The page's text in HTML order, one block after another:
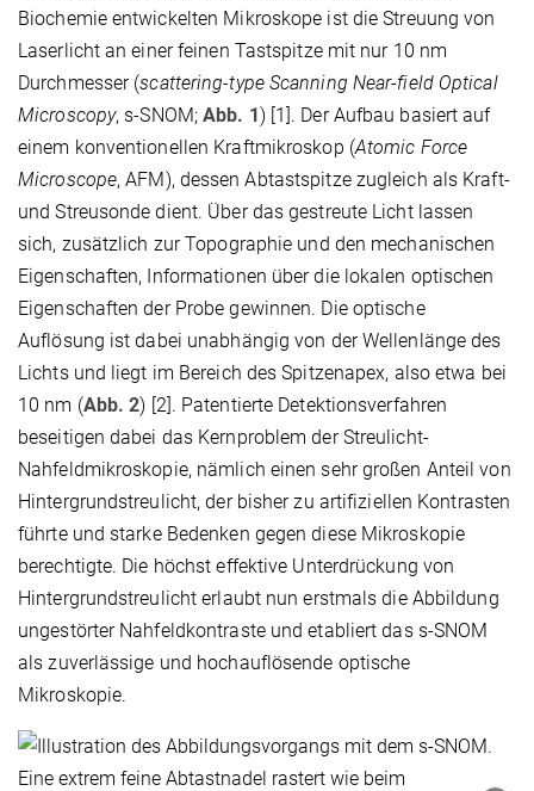
Biochemie entwickelten Mikroskope ist die Streuung von
Laserlicht an einer feinen Tastspitze mit nur 10 nm
Durchmesser (scattering-type Scanning Near-field Optical
Microscopy, s-SNOM; Abb. 1 ) [1]. Der Aufbau basiert auf
einem konventionellen Kraftmikroskop (Atomic Force
Microscope, AFM), dessen Abtastspitze zugleich als Kraft-
und Streusonde dient. Über das gestreute Licht lassen
sich, zusätzlich zur Topographie und den mechanischen
Eigenschaften, Informationen über die lokalen optischen
Eigenschaften der Probe gewinnen. Die optische
Auflösung ist dabei unabhängig von der Wellenlänge des
Lichts und liegt im Bereich des Spitzenapex, also etwa bei
10 nm (Abb. 2) [2]. Patentierte Detektionsverfahren
beseitigen dabei das Kernproblem der Streulicht-
Nahfeldmikroskopie, nämlich einen sehr großen Anteil von
Hintergrundstreulicht, der bisher zu artifiziellen Kontrasten
führte und starke Bedenken gegen diese Mikroskopie
berechtigte. Die höchst effektive Unterdrückung von
Hintergrundstreulicht erlaubt nun erstmals die Abbildung
ungestörter Nahfeldkontraste und etabliert das s-SNOM
als zuverlässige und hochauflösende optische
Mikroskopie.